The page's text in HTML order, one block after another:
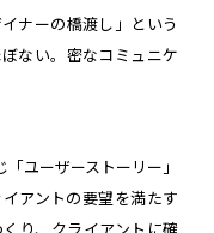
ナーの橋渡し」という
ない。密なコミュニケ
ユーザーストーリー」
アントの要望を満たす